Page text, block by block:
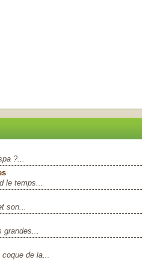
?...
le temps...
son...
grandes...
de la...